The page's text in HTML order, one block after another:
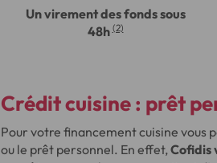
Un virement des fonds sous
48h (2)
Crédit cuisine : prêt
Pour votre financement cuisine vous
ou le prêt personnel. En effet, Cofidis